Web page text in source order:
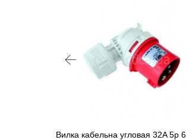
Вилка кабельна угловая 32A 5p